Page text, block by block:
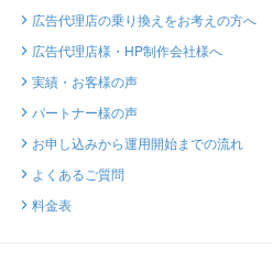
広告代理店の乗り換えをお考えの方へ
広告代理店様・HP制作会社様へ
実績・お客様の声
パートナー様の声
お申し込みから運用開始までの流れ
よくあるご質問
料金表